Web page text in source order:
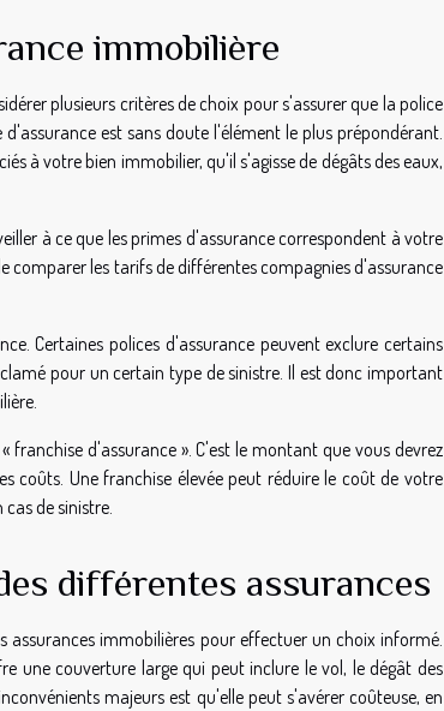
immobilière
plusieurs critères de choix pour s'assurer que la police
est sans doute l'élément le plus prépondérant.
à votre bien immobilier, qu'il s'agisse de dégâts des eaux,
à ce que les primes d'assurance correspondent à votre
les tarifs de différentes compagnies d'assurance
Certaines polices d'assurance peuvent exclure certains
pour un certain type de sinistre. Il est donc important
d'assurance ». C'est le montant que vous devrez
coûts. Une franchise élevée peut réduire le coût de votre
de sinistre.
différentes assurances
assurances immobilières pour effectuer un choix informé.
une couverture large qui peut inclure le vol, le dégât des
majeurs est qu'elle peut s'avérer coûteuse, en